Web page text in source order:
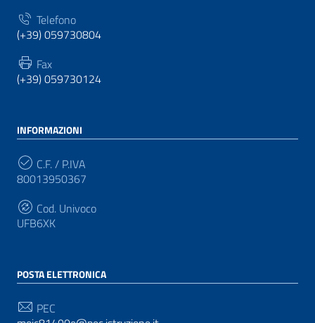
Telefono
(+39) 059730804
Fax
(+39) 059730124
INFORMAZIONI
C.F. / P.IVA
80013950367
Cod. Univoco
UFB6XK
POSTA ELETTRONICA
PEC